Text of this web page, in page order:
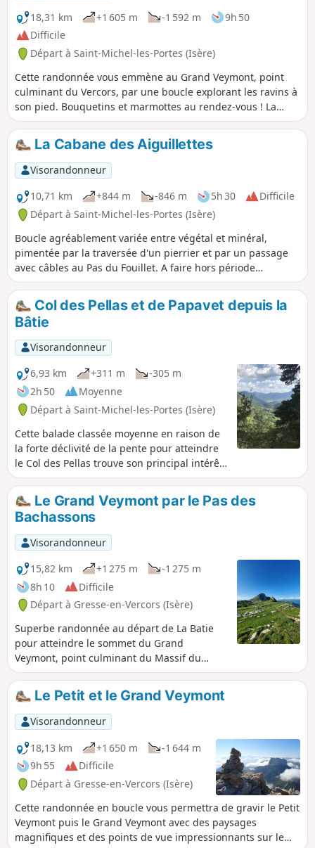
18,31 km
+1 605 m -1 592 m
9h 50
Difficile
Départ à Saint-Michel-les-Portes (Isère)
Cette randonnée vous emmène au Grand Veymont, point
culminant du Vercors, par une boucle explorant les ravins à
son pied. Bouquetins et marmottes au rendez-vous ! La
boucle peut se faire dans les deux sens. Pas de difficulté
technique particulière sur le parcours hormis dans les
ravins qui peuvent nécessiter d'utiliser les mains pour un
peu de grimpette.
La Cabane des Aiguillettes
Visorandonneur
10,71 km
+844 m -846 m 5h 30
Difficile
Départ à Saint-Michel-les-Portes (Isère)
Boucle agréablement variée entre végétal et minéral,
pimentée par la traversée d'un pierrier et par un passage
avec câbles au Pas du Fouillet. A faire hors période
enneigée.Retour face à l'imposant bloc que forme le Mont
Aiguille. (!) Attention ! Le passage du pierrier et du Pas du
Fouillet, entre le point (3) et le point (5) est actuellement
interdit (juillet 2025). Au point (3), continuez tout droit pour
rejoindre par le ravin des Serres et du Maupas, le Pas des
Bachassons, point (6) d'où vous pourrez rejoindre la cabane
des Aiguillettes, point (6) pour le pique-nique. Ensuite, il
faudra revenir au Pas des Bachassons pour continuer la
randonnée.
Col des Pellas et de Papavet depuis la
Bâtie
Visorandonneur
6,93 km
+311 m
-305 m
2h 50
Moyenne
Départ à Saint-Michel-les-Portes (Isère)
Cette balade classée moyenne en raison de
la forte déclivité de la pente pour atteindre
le Col des Pellas trouve son principal intérêt
en de superbes vues sur le côté le plus
impressionnant du Mont Aiguille. À l'arrivée
au Col de Papavet, la vue sur la vallée est
très belle également.
Le Grand Veymont par le Pas des
Bachassons
Visorandonneur
15,82 km
+1 275 m
-1 275 m
8h 10
Difficile
Départ à Gresse-en-Vercors (Isère)
Superbe randonnée au départ de La Batie
pour atteindre le sommet du Grand
Veymont, point culminant du Massif du
Vercors. Un itinéraire en aller-retour
(variantes possibles), avec un dénivelé
important mais sans difficulté particulière.
Le Petit et le Grand Veymont
Visorandonneur
18,13 km
+1 650 m
-1 644 m
9h 55
Difficile
Départ à Gresse-en-Vercors (Isère)
Cette randonnée en boucle vous permettra de gravir le Petit
Veymont puis le Grand Veymont avec des paysages
magnifiques et des points de vue impressionnants sur le